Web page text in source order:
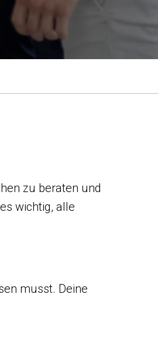
zu beraten und
wichtig, alle
musst. Deine